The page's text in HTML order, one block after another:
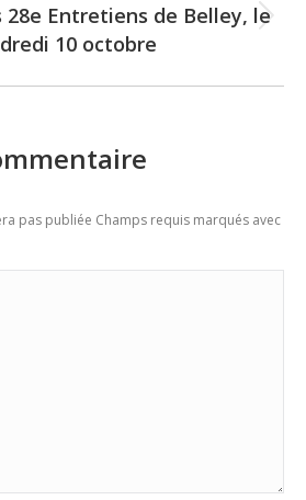
Next
post:
28e Entretiens de Belley, le
10 octobre
pas publiée Champs requis marqués avec